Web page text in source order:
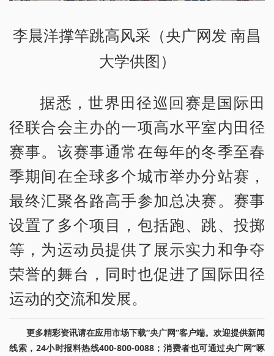
李晨洋撑竿跳高风采（央广网发 南昌
大学供图）
据悉，世界田径巡回赛是国际田
径联合会主办的一项高水平室内田径
赛事。该赛事通常在每年的冬季至春
季期间在全球多个城市举办分站赛，
最终汇聚各路高手参加总决赛。赛事
设置了多个项目，包括跑、跳、投掷
等，为运动员提供了展示实力和争夺
荣誉的舞台，同时也促进了国际田径
运动的交流和发展。
更多精彩资讯请在应用市场下载“央广网”客户端。欢迎提供新闻
线索，24小时报料热线400-800-0088；消费者也可通过央广网“啄